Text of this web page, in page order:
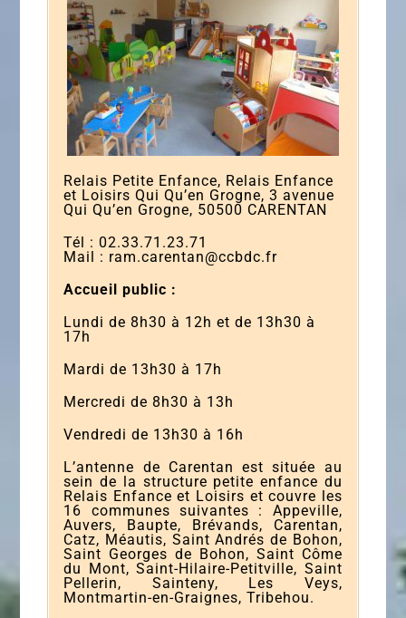
Relais Petite Enfance, Relais Enfance
et Loisirs Qui Qu’en Grogne, 3 avenue
Qui Qu’en Grogne, 50500 CARENTAN
Tél : 02.33.71.23.71
Mail : ram.carentan@ccbdc.fr
Accueil public :
Lundi de 8h30 à 12h et de 13h30 à
17h
Mardi de 13h30 à 17h
Mercredi de 8h30 à 13h
Vendredi de 13h30 à 16h
L’antenne de Carentan est située au
sein de la structure petite enfance du
Relais Enfance et Loisirs et couvre les
16 communes suivantes : Appeville,
Auvers, Baupte, Brévands, Carentan,
Catz, Méautis, Saint Andrés de Bohon,
Saint Georges de Bohon, Saint Côme
du Mont, Saint-Hilaire-Petitville, Saint
Pellerin, Sainteny, Les Veys,
Montmartin-en-Graignes, Tribehou.